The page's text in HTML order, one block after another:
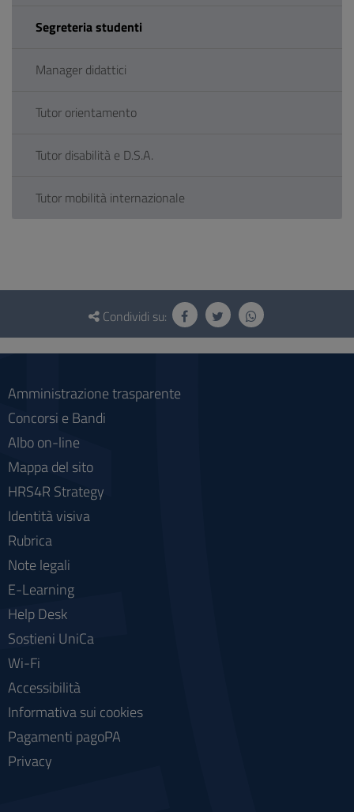
Segreteria studenti
Manager didattici
Tutor orientamento
Tutor disabilità e D.S.A.
Tutor mobilità internazionale
Questionario
social
Condividi su:
Amministrazione trasparente
Concorsi e Bandi
Albo on-line
Mappa del sito
HRS4R Strategy
Identità visiva
Rubrica
Note legali
E-Learning
Help Desk
Sostieni UniCa
Wi-Fi
Accessibilità
Informativa sui cookies
Pagamenti pagoPA
Privacy